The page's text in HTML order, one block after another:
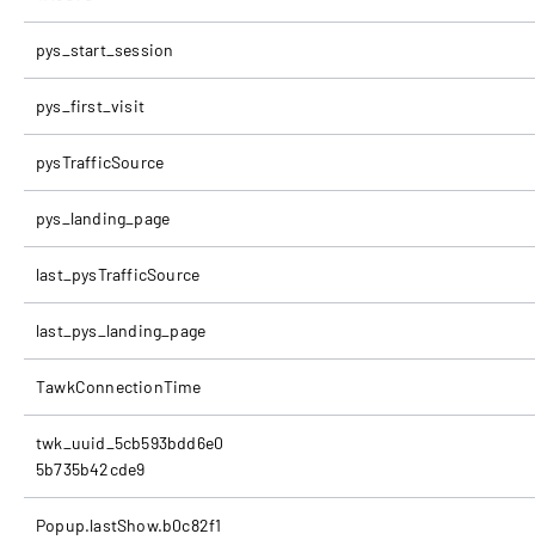
pys_start_session
pys_first_visit
pysTrafficSource
pys_landing_page
last_pysTrafficSource
last_pys_landing_page
TawkConnectionTime
twk_uuid_5cb593bdd6e0
5b735b42cde9
Popup.lastShow.b0c82f1